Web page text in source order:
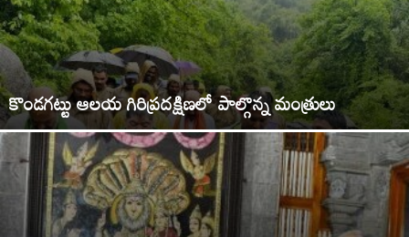
కొండగట్టు ఆలయ గిరిప్రదక్షిణలో పాల్గొన్న మంత్రులు